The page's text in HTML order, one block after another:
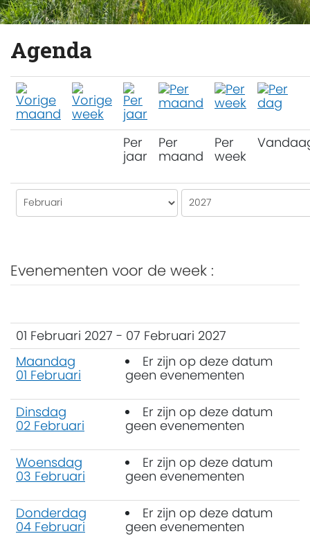
Agenda
Per
jaar
Per
maand
Per
week
Evenementen voor de week :
01 Februari 2027 - 07 Februari 2027
Maandag
01 Februari
Er zijn op deze datum
geen evenementen
Dinsdag
02 Februari
Er zijn op deze datum
geen evenementen
Woensdag
03 Februari
Er zijn op deze datum
geen evenementen
Donderdag
04 Februari
Er zijn op deze datum
geen evenementen